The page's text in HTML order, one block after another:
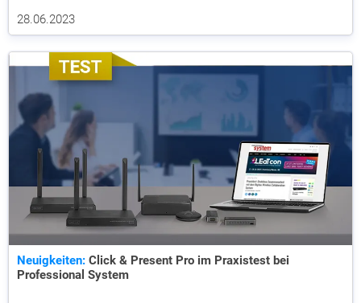
28.06.2023
Neuigkeiten: Click & Present Pro im Praxistest bei
Professional System